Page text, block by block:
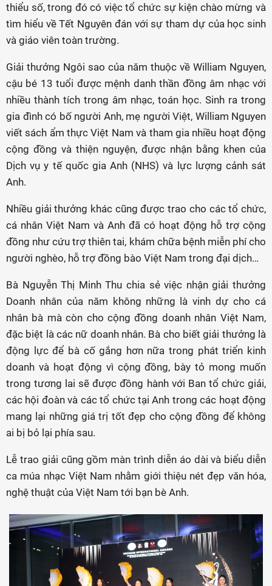
thiểu số, trong đó có việc tổ chức sự kiện chào mừng và
tìm hiểu về Tết Nguyên đán với sự tham dự của học sinh
và giáo viên toàn trường.
Giải thưởng Ngôi sao của năm thuộc về William Nguyen,
cậu bé 13 tuổi được mệnh danh thần đồng âm nhạc với
nhiều thành tích trong âm nhạc, toán học. Sinh ra trong
gia đình có bố người Anh, mẹ người Việt, William Nguyen
viết sách ẩm thực Việt Nam và tham gia nhiều hoạt động
cộng đồng và thiện nguyện, được nhận bằng khen của
Dịch vụ y tế quốc gia Anh (NHS) và lực lượng cảnh sát
Anh.
Nhiều giải thưởng khác cũng được trao cho các tổ chức,
cá nhân Việt Nam và Anh đã có hoạt động hỗ trợ cộng
đồng như cứu trợ thiên tai, khám chữa bệnh miễn phí cho
người nghèo, hỗ trợ đồng bào Việt Nam trong đại dịch…
Bà Nguyễn Thị Minh Thu chia sẻ việc nhận giải thưởng
Doanh nhân của năm không những là vinh dự cho cá
nhân bà mà còn cho cộng đồng doanh nhân Việt Nam,
đặc biệt là các nữ doanh nhân. Bà cho biết giải thưởng là
động lực để bà cố gắng hơn nữa trong phát triển kinh
doanh và hoạt động vì cộng đồng, bày tỏ mong muốn
trong tương lai sẽ được đồng hành với Ban tổ chức giải,
các hội đoàn và các tổ chức tại Anh trong các hoạt động
mang lại những giá trị tốt đẹp cho cộng đồng để không
ai bị bỏ lại phía sau.
Lễ trao giải cũng gồm màn trình diễn áo dài và biểu diễn
ca múa nhạc Việt Nam nhằm giới thiệu nét đẹp văn hóa,
nghệ thuật của Việt Nam tới bạn bè Anh.